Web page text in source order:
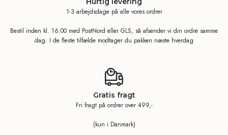
1-3 arbejdsdage på alle vores ordrer
Bestil inden kl. 16.00 med PostNord eller GLS, så afsender vi din ordre samme
dag. I de fleste tilfælde modtager du pakken næste hverdag
Gratis fragt
Fri fragt på ordrer over 499,-
(kun i Danmark)